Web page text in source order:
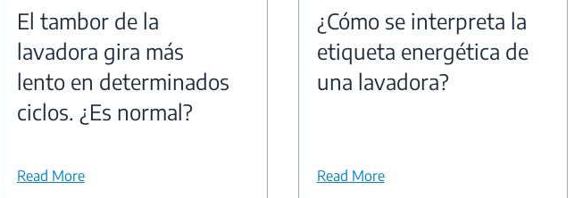
El tambor de la
lavadora gira más
lento en determinados
ciclos. ¿Es normal?
Read More
¿Cómo se interpreta la
etiqueta energética de
una lavadora?
Read More